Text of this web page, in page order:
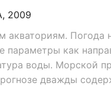
2009
Погода
как
воды. Морской
дважды